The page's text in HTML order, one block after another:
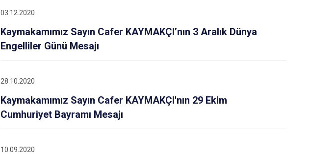
03.12.2020
Kaymakamımız Sayın Cafer KAYMAKÇI’nın 3 Aralık Dünya
Engelliler Günü Mesajı
28.10.2020
Kaymakamımız Sayın Cafer KAYMAKÇI'nın 29 Ekim
Cumhuriyet Bayramı Mesajı
10.09.2020